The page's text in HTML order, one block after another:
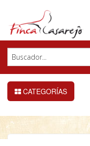
CATEGORÍAS